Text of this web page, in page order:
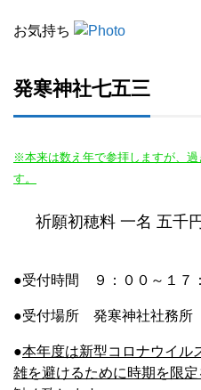
お気持ち
発寒神社七五三
※本来は数え年で参拝しますが、
す。
祈願初穂料 一名 五千
●受付時間 ９：００～１７
●受付場所 発寒神社社務
●本年度は新型コロナウイル
雑を避けるために時期を限